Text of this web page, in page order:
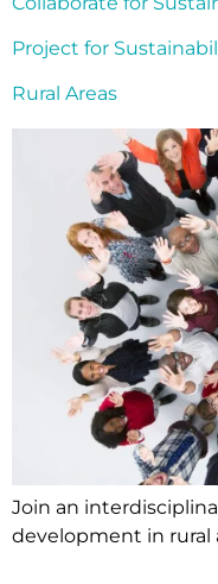
Project for
Rural Areas
Join an
development in rural